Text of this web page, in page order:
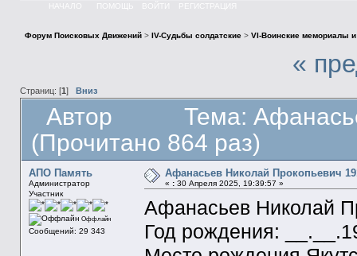
НАЧАЛО ПОМОЩЬ ВОЙТИ РЕГИСТРАЦИЯ
Форум Поисковых Движений> IV-Судьбы солдатские> VI-Воинские мемориалы и
«
Страниц: [1 ] Вниз
Автор
Тема:
(Прочитано 864 раз)
АПО Память
Администратор
Участник
Оффлайн
Сообщений: 29 343
Афанасьев Николай Прокопьевич
« : 30 Апреля 2025, 19:39:57 »
Афанасьев Николай
Год рождения: